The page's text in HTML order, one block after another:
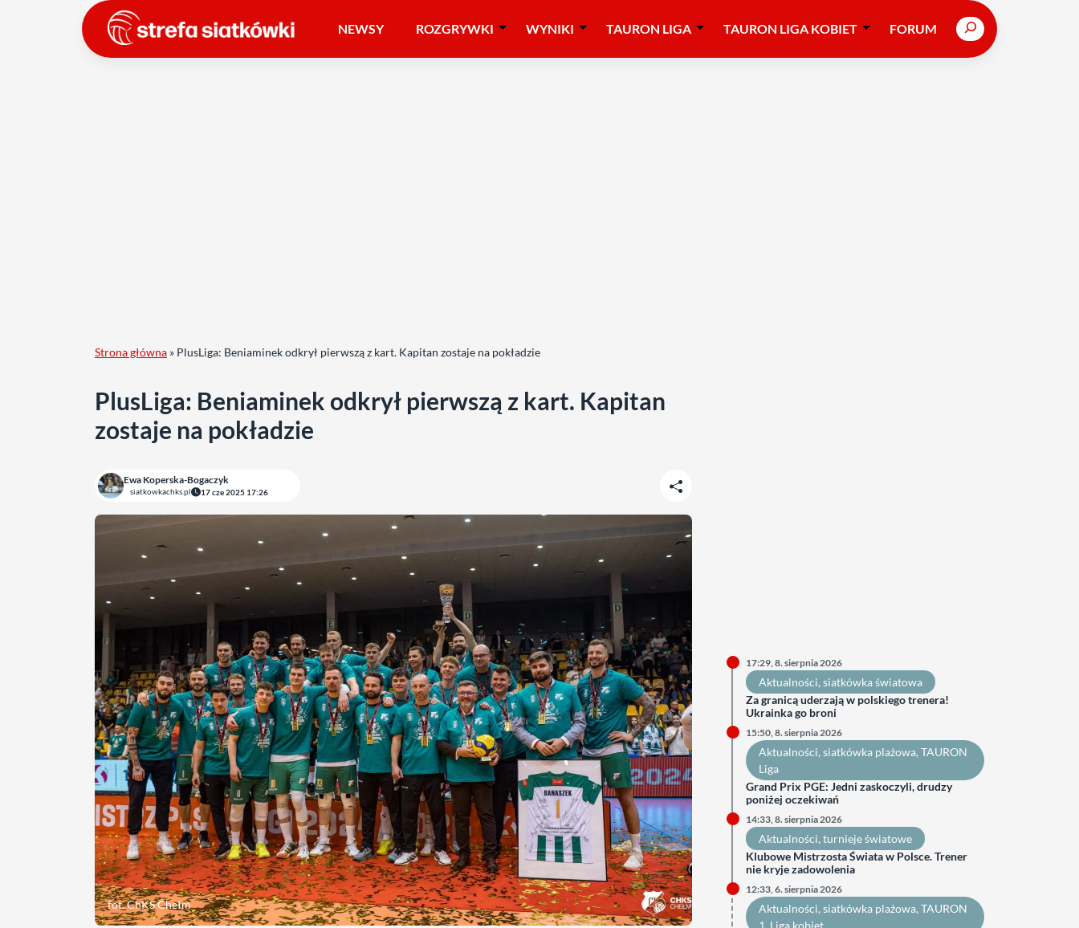
NEWSY ROZGRYWKI WYNIKI TAURON LIGA TAURON LIGA KOBIET FORUM Search
Strona główna » PlusLiga: Beniaminek odkrył pierwszą z kart. Kapitan zostaje na pokładzie
PlusLiga: Beniaminek odkrył pierwszą z kart. Kapitan
zostaje na pokładzie
Ewa Koperska-Bogaczyk
siatkowkachks.pl 17 cze 2025 17:26
fot. ChKS Chełm
17:29, 8. sierpnia 2026
Aktualności, siatkówka światowa
Za granicą uderzają w polskiego trenera!
Ukrainka go broni
15:50, 8. sierpnia 2026
Aktualności, siatkówka plażowa, TAURON
Liga
Grand Prix PGE: Jedni zaskoczyli, drudzy
poniżej oczekiwań
14:33, 8. sierpnia 2026
Aktualności, turnieje światowe
Klubowe Mistrzosta Świata w Polsce. Trener
nie kryje zadowolenia
12:33, 6. sierpnia 2026
Aktualności, siatkówka plażowa, TAURON
1. Liga kobiet